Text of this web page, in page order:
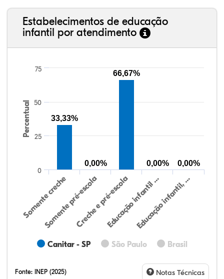
Estabelecimentos de educação
infantil por atendimento
Percentual
Canitar - SP São Paulo Brasil
Somente creche
Somente pré-escolaCreche e pré-escolaEducação infantil …Educação infantil, …
0
25
50
75
33,33%
0,00%
66,67%
0,00% 0,00%
Fonte: INEP (2025) Notas Técnicas